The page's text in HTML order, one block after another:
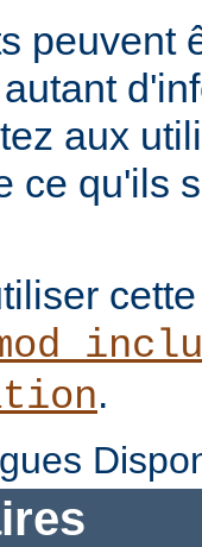
peuvent
aux
ce qu'ils
.